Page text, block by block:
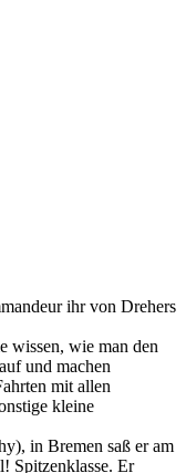
ihr von Drehers
wissen, wie man den
und machen
mit allen
kleine
in Bremen saß er am
Spitzenklasse. Er